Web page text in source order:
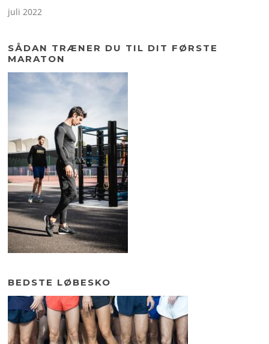
juli 2022
SÅDAN TRÆNER DU TIL DIT FØRSTE
MARATON
BEDSTE LØBESKO